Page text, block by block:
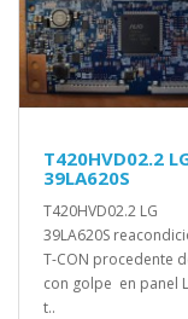
T420HVD02.2
39LA620S
T420HVD02.2 LG
39LA620S
T-CON procedente
con golpe en panel
t..